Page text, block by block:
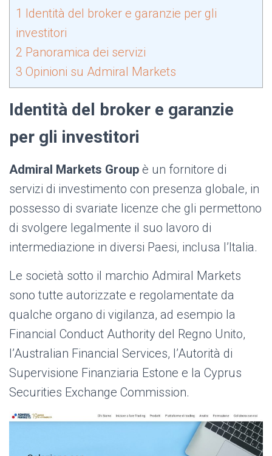
1 Identità del broker e garanzie per gli
investitori
2 Panoramica dei servizi
3 Opinioni su Admiral Markets
Identità del broker e garanzie
per gli investitori
Admiral Markets Group è un fornitore di
servizi di investimento con presenza globale, in
possesso di svariate licenze che gli permettono
di svolgere legalmente il suo lavoro di
intermediazione in diversi Paesi, inclusa l’Italia.
Le società sotto il marchio Admiral Markets
sono tutte autorizzate e regolamentate da
qualche organo di vigilanza, ad esempio la
Financial Conduct Authority del Regno Unito,
l’Australian Financial Services, l’Autorità di
Supervisione Finanziaria Estone e la Cyprus
Securities Exchange Commission.